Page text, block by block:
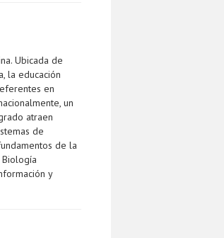
Ubicada de
la educación
en
un
atraen
de
de la
y